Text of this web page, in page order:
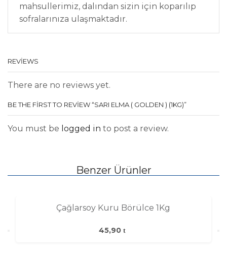
mahsullerimiz, dalından sizin için koparılıp
sofralarınıza ulaşmaktadır.
REVIEWS
There are no reviews yet.
BE THE FIRST TO REVIEW “SARI ELMA ( GOLDEN ) (1KG)”
You must be logged in to post a review.
Benzer Ürünler
Çağlarsoy Kuru Börülce 1Kg
45,90